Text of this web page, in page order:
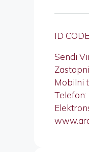
ID
Sendi
Mobilni